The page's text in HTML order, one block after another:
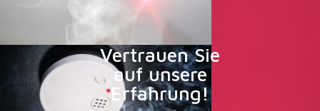
Vertrauen Sie
auf unsere
Erfahrung!